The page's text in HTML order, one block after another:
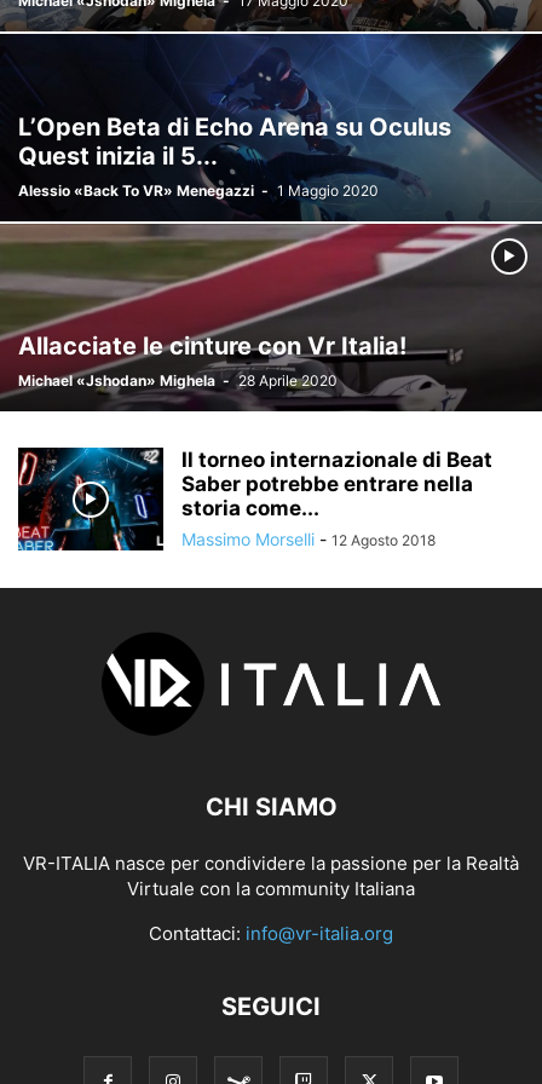
PUBBLICAZIONI RECENSIONI SAMSUNG SENZA CATEGORIA
SOCIAL NETWORK SPECIALI SPONSORIZZATO
STARVR STEAM STEAMVR SVILUPPO
TECNOLOGIA VALVE VISION PRO VISORI VR VIVE VR-ITALIA
WINDOWS ZERO LATENCY
L’Open Beta di Echo Arena su Oculus
Quest inizia il 5...
Alessio «Back To VR» Menegazzi - 1 Maggio 2020
Allacciate le cinture con Vr Italia!
Michael «Jshodan» Mighela - 28 Aprile 2020
Il torneo internazionale di Beat
Saber potrebbe entrare nella
storia come...
Massimo Morselli - 12 Agosto 2018
CHI SIAMO
VR-ITALIA nasce per condividere la passione per la Realtà
Virtuale con la community Italiana
Contattaci: info@vr-italia.org
SEGUICI